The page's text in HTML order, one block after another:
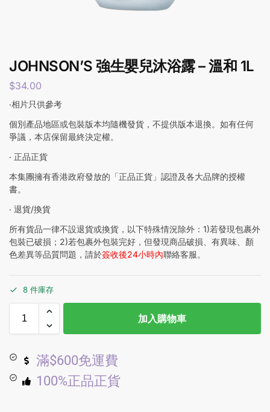
JOHNSON’S 強生嬰兒沐浴露 – 溫和 1L
$34.00
‧相片只供參考
個別產品地區或包裝版本均隨機發貨，不提供版本退換。如有任何
爭議，本店保留最終決定權。
‧ 正品正貨
本集團擁有香港政府發放的「正品正貨」認證及各大品牌的授權
書。
‧ 退貨/換貨
所有貨品一律不設退貨或換貨，以下特殊情況除外：1)若發現包裹外
包裝已破損；2)若包裹外包裝完好，但發現商品破損、有異味、顏
色差異等品質問題，請於簽收後24小時內聯絡客服。
8 件庫存
加入購物車
滿$600免運費
100%正品正貨